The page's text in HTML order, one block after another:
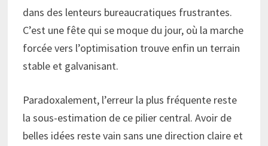
dans des lenteurs bureaucratiques frustrantes.
C’est une fête qui se moque du jour, où la marche
forcée vers l’optimisation trouve enfin un terrain
stable et galvanisant.
Paradoxalement, l’erreur la plus fréquente reste
la sous-estimation de ce pilier central. Avoir de
belles idées reste vain sans une direction claire et